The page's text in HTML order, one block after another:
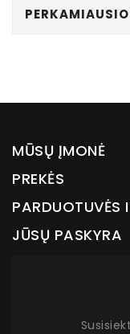
MŪSŲ ĮMONĖ
PREKĖS
PARDUOTUVĖS
JŪSŲ PASKYRA